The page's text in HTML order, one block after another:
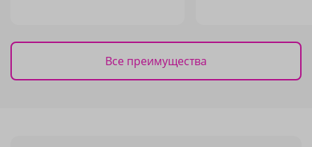
Все преимущества